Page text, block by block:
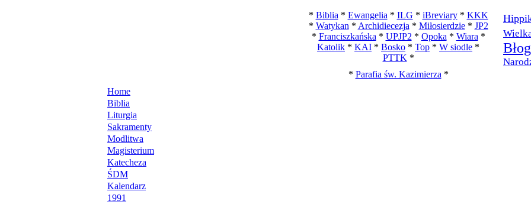
* Biblia * Ewangelia * ILG * iBreviary* KKK
* Watykan * Archidiecezja * Miłosierdzie* JP2
* Franciszkańska * UPJP2 * Opoka * Wiara *
Katolik * KAI * Bosko * Top * W siodle *
PTTK *
* Parafia św. Kazimierza *
Home
Biblia
Liturgia
Sakramenty
Modlitwa
Magisterium
Katecheza
ŚDM
Kalendarz
1991